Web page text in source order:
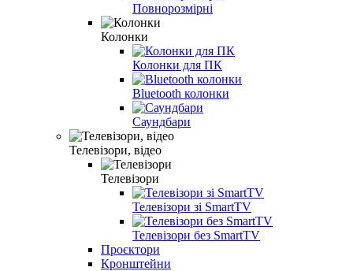
Повнорозмірні
Колонки
Колонки для ПК
Bluetooth колонки
Саундбари
Телевізори, відео
Телевізори
Телевізори зі SmartTV
Телевізори без SmartTV
Проєктори
Кронштейни